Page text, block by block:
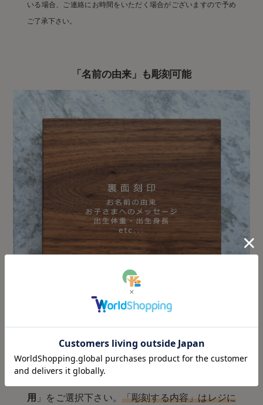
いる場合、ご連絡にお時間をいただく場合がございますので予め
ご了承下さい。
「名前の由来」も彫刻可能
裏面に「名前の由来」を彫刻します。(別途料金1,
000円)
用 」をご選択下さい。 「彫刻する内容」はレジに